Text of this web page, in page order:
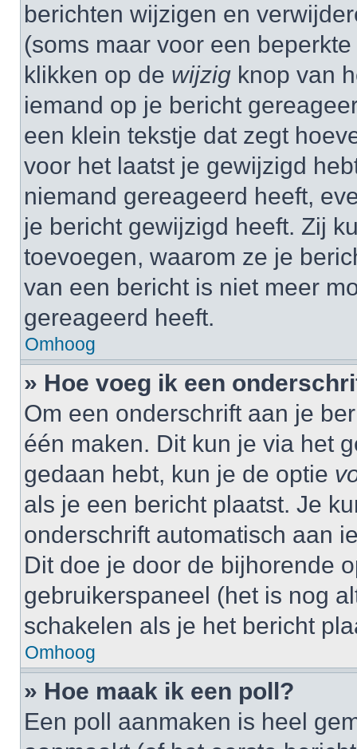
berichten wijzigen en
(soms maar voor een
klikken op de wijzig knop van
iemand op je bericht
een klein tekstje dat zegt
voor het laatst je gewijzigd
niemand gereageerd heeft,
je bericht gewijzigd heeft. Zij
toevoegen, waarom ze je
van een bericht is niet meer
gereageerd heeft.
Omhoog
» Hoe voeg ik een
Om een onderschrift aan je
één maken. Dit kun je via het
gedaan hebt, kun je de optie
als je een bericht plaatst. Je
onderschrift automatisch aan
Dit doe je door de bijhorende
gebruikerspaneel (het is nog
schakelen als je het bericht
Omhoog
» Hoe maak ik een poll?
Een poll aanmaken is heel